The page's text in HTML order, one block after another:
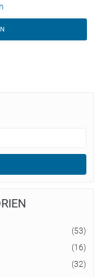
(53)
(16)
(32)